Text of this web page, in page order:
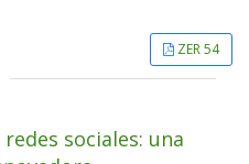
ZER 54
sociales: una